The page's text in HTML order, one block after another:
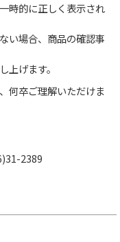
時的に正しく表示され
い場合、商品の確認事
上げます。
何卒ご理解いただけま
2389